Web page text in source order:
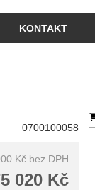
KONTAKT
0700100058
Kč bez DPH
020 Kč